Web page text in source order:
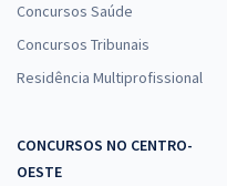
Concursos Saúde
Concursos Tribunais
Residência Multiprofissional
CONCURSOS NO CENTRO-
OESTE